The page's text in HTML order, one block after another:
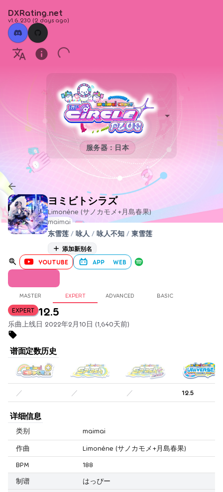
DXRating.net
v1.6.230 (2 days ago)
服务器：日本
ヨミビトシラズ
Limonène (サノカモメ+月島春果)
maimai
东雪莲 / 咏人 / 咏人不知 / 東雪莲
添加新别名
YOUTUBE APP WEB
MASTER EXPERT ADVANCED BASIC
EXPERT 12.5
乐曲上线日 2022年2月10日 (1,640天前)
谱面定数历史
／ ／ ／ 12.5
详细信息
类别 maimai
作曲
Limonène (サノカモメ+月島春果)
BPM
188
制谱
はっぴー